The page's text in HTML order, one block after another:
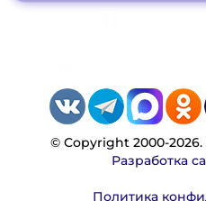
© Copyright 2000-
Разработка
Политика